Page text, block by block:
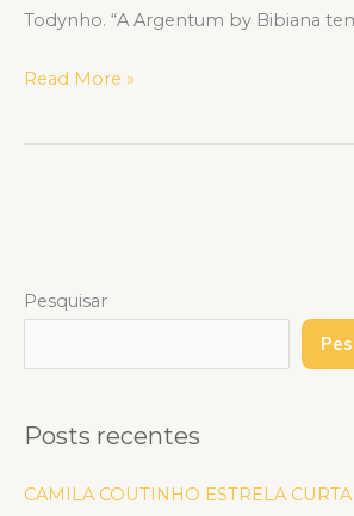
Todynho. “A Argentum by Bibiana
Read More »
Pesquisar
Posts recentes
CAMILA COUTINHO ESTRELA